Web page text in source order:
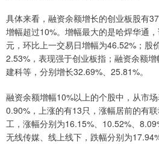
具体来看，融资余额增长的创业板股有
增幅超过10%。增幅最大的是哈焊华通
元，环比上一交易日增幅为46.52%；股
2.53%，表现强于创业板指；融资余额
建科等，分别增长32.69%、25.81%。
融资余额增幅10%以上的个股中，从市
0.90%，上涨的有13只，涨幅居前的有
工，涨幅分别为16.15%、10.52%、
无线传媒、线上线下，跌幅分别为